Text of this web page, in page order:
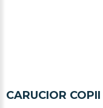
CARUCIOR